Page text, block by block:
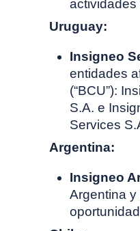
actividades
Uruguay:
Insigneo
entidades
(“BCU”):
S.A. e
Services
Argentina:
Insigneo
Argentina